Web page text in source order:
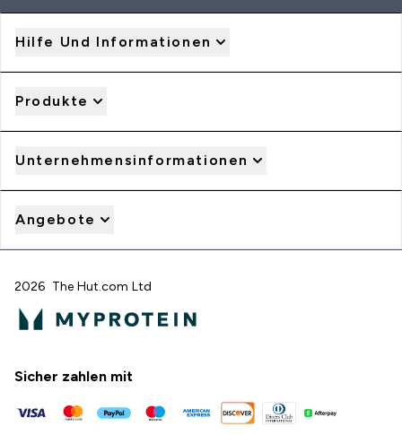
Hilfe Und Informationen
Produkte
Unternehmensinformationen
Angebote
2026 The Hut.com Ltd
Sicher zahlen mit